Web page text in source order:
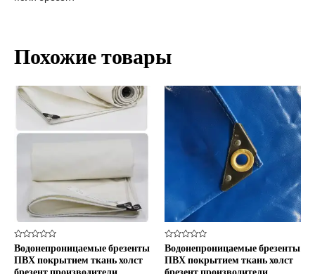
Похожие товары
Оценка
0
из
5
Водонепроницаемые брезенты
ПВХ покрытием ткань холст
Оценка
0
из
5
Водонепроницаемые брезенты
ПВХ покрытием ткань холст